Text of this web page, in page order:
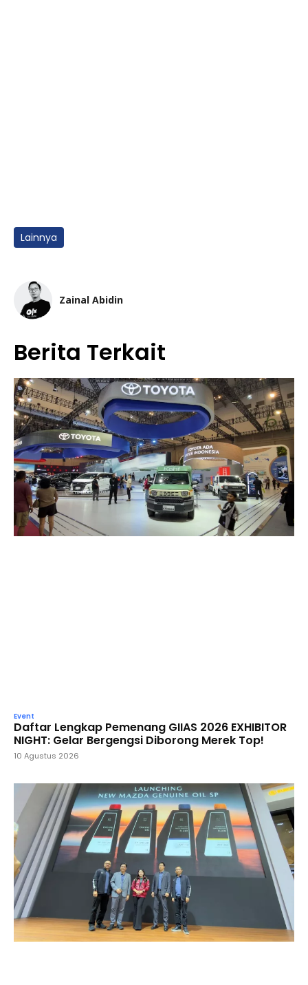
Lainnya
Zainal Abidin
Berita Terkait
Event
Daftar Lengkap Pemenang GIIAS 2026 EXHIBITOR
NIGHT: Gelar Bergengsi Diborong Merek Top!
10 Agustus 2026